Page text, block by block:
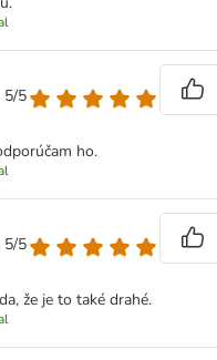
5/5
ho.
5/5
že je to také drahé.